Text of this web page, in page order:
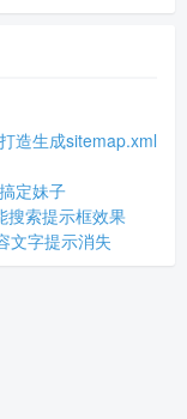
造生成sitemap.xml
定妹子
搜索提示框效果
文字提示消失